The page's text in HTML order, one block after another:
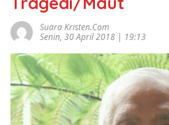
Suara Kristen.com
Senin, 30 April 2018 | 19:13